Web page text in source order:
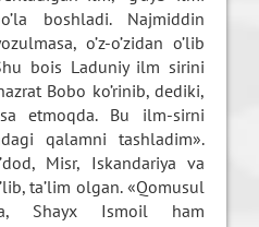
boshladi. Najmiddin
o’z-o’zidan o’lib
bois Laduniy ilm sirini
Bobo ko’rinib, dediki,
etmoqda. Bu ilm-sirni
qalamni tashladim».
Misr, Iskandariya va
ta’lim olgan. «Qomusul
Shayx Ismoil ham